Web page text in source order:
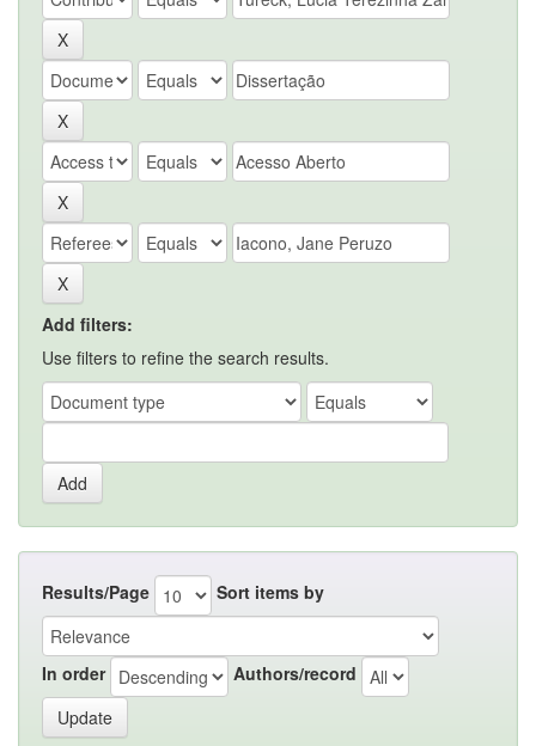
Add filters:
Use filters to refine the search results.
Results/Page Sort items by
In order Authors/record